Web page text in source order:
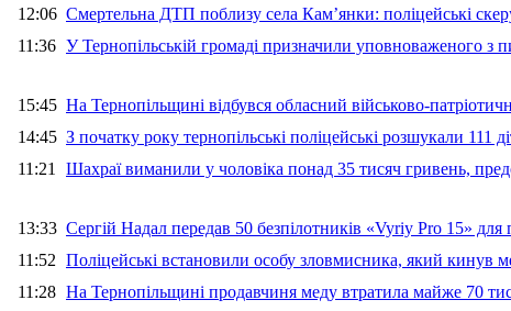
12:06 Смертельна ДТП поблизу села Кам’янки: поліцейські
11:36 У Тернопільській громаді призначили уповноваженого з
15:45 На Тернопільщині відбувся обласний військово-
14:45 З початку року тернопільські поліцейські розшукали 111
11:21 Шахраї виманили у чоловіка понад 35 тисяч гривень,
13:33 Сергій Надал передав 50 безпілотників «Vyriy Pro 15» для
11:52 Поліцейські встановили особу зловмисника, який кинув
11:28 На Тернопільщині продавчиня меду втратила майже 70